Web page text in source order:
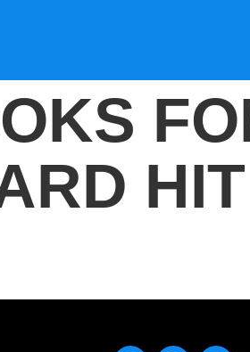
HIT